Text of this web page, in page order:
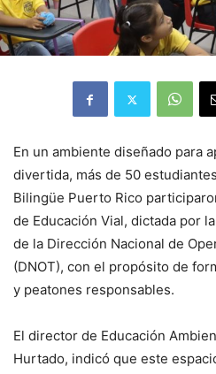
En un ambiente diseñado para
divertida, más de 50
Bilingüe Puerto Rico
de Educación Vial, dictada por
de la Dirección Nacional de
(DNOT), con el propósito de
y peatones responsables.
El director de Educación
Hurtado, indicó que este